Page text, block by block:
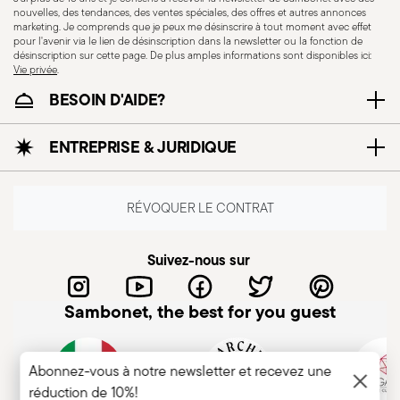
Résistance au lave-
KNIVES - Une utilisation incorrecte des articles
peut causer des blessures. Il est donc essentiel
de les utiliser avec prudence et uniquement aux
fins prévues. Les principales recommandations
de sécurité sont les suivantes : Bonne prise en
main : Tenez toujours le couteau fermement.
Gardez les doigts éloignés de la lame pour éviter
nouvelles, des tendances, des ventes spéciales, des offres et autres annonces
marketing. Je comprends que je peux me désinscrire à tout moment avec effet
pour l'avenir via le lien de désinscription dans la newsletter ou la fonction de
désinscription sur cette page. De plus amples informations sont disponibles ici:
Vie privée.
BESOIN D'AIDE?
ENTREPRISE & JURIDIQUE
RÉVOQUER LE CONTRAT
Suivez-nous sur
Sambonet, the best for you guest
Abonnez-vous à notre newsletter et recevez une
réduction de 10%!